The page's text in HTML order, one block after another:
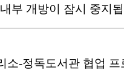
부 개방이 잠시 중지
소-정독도서관 협업 프